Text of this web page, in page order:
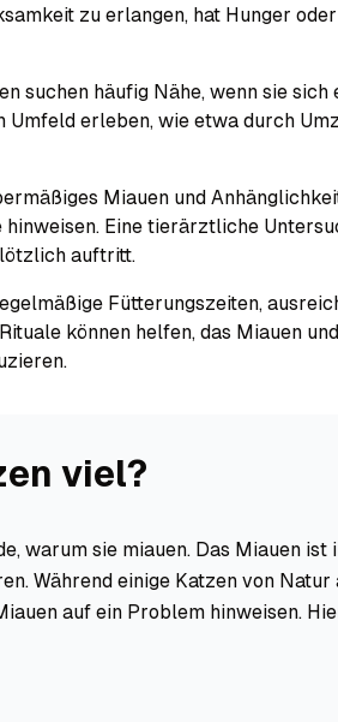
zu erlangen, hat Hunger
suchen häufig Nähe, wenn sie sich
Umfeld erleben, wie etwa durch
Miauen und
Eine tierärztliche
auftritt.
Fütterungszeiten,
können helfen, das Miauen
viel?
warum sie miauen. Das Miauen ist
Während einige Katzen von Natur
auf ein Problem hinweisen.